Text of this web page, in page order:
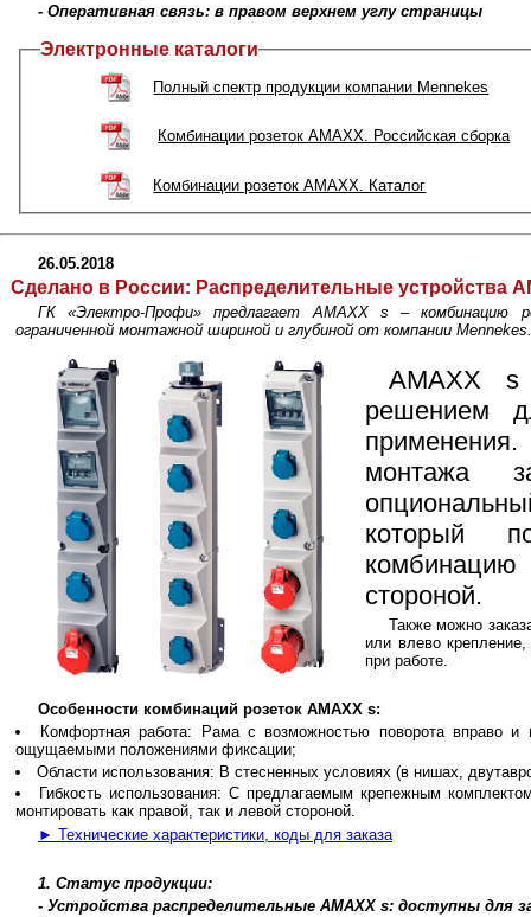
- Оперативная связь: в правом верхнем углу страницы
Электронные каталоги
Полный спектр продукции компании Mennekes
Комбинации розеток AMAXX. Российская сборка
Комбинации розеток AMAXX. Каталог
26.05.2018
Сделано в России: Распределительные устройства
ГК «Электро-Профи» предлагает AMAXX s – комбинацию
ограниченной монтажной шириной и глубиной от компании Mennekes.
AMAXX s
решением
монтажа
который
стороной.
Также можно
или влево
при работе.
Особенности комбинаций розеток AMAXX s:
Комфортная работа: Рама с возможностью поворота вправо и
ощущаемыми положениями фиксации;
Области использования: В стесненных условиях (в нишах,
Гибкость использования: С предлагаемым крепежным
монтировать как правой, так и левой стороной.
► Технические характеристики, коды для заказа
1. Статус продукции:
- Устройства распределительные АМАХХ s: доступны для